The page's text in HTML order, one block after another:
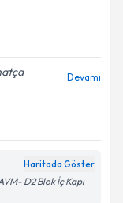
Devamı
Haritada Göster
D2 Blok İç Kapı